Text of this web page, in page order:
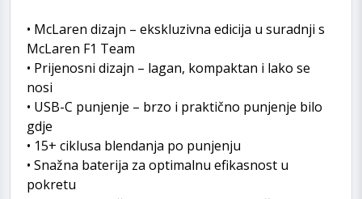
• McLaren dizajn – ekskluzivna edicija u suradnji s
McLaren F1 Team
• Prijenosni dizajn – lagan, kompaktan i lako se
nosi
• USB-C punjenje – brzo i praktično punjenje bilo
gdje
• 15+ ciklusa blendanja po punjenju
• Snažna baterija za optimalnu efikasnost u
pokretu